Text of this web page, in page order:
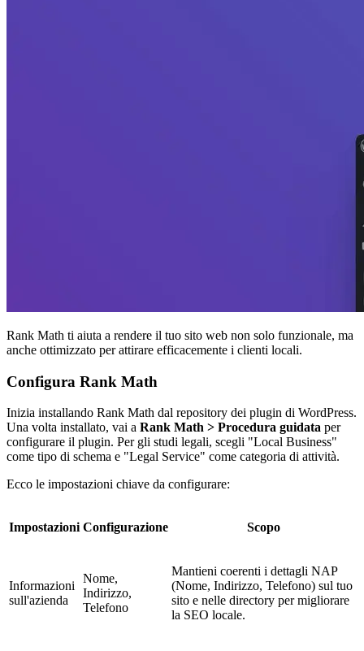
Rank Math ti aiuta a rendere il tuo sito web non solo funzionale, ma
anche ottimizzato per attirare efficacemente i clienti locali.
Configura Rank Math
Inizia installando Rank Math dal repository dei plugin di WordPress.
Una volta installato, vai a Rank Math > Procedura guidata per
configurare il plugin. Per gli studi legali, scegli "Local Business"
come tipo di schema e "Legal Service" come categoria di attività.
Ecco le impostazioni chiave da configurare:
Impostazioni Configurazione Scopo
Informazioni
sull'azienda
Nome,
Indirizzo,
Telefono
Mantieni coerenti i dettagli NAP
(Nome, Indirizzo, Telefono) sul tuo
sito e nelle directory per migliorare
la SEO locale.